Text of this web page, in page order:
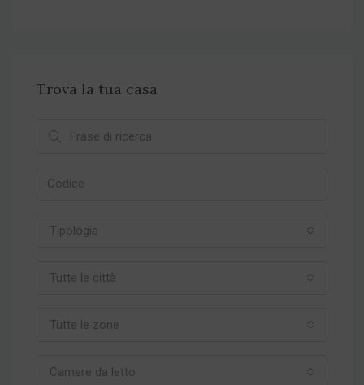
Trova la tua casa
Tipologia
Tutte le città
Tutte le zone
Camere da letto